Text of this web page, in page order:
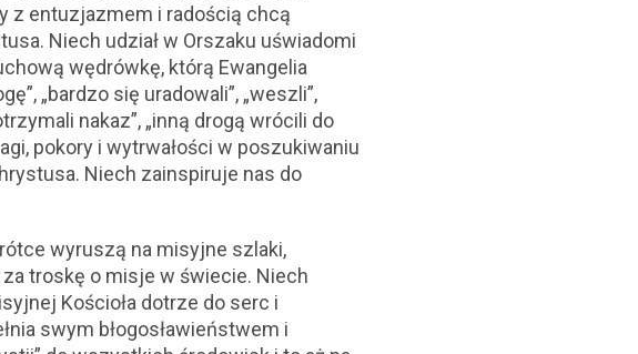
z entuzjazmem i radością chcą
Niech udział w Orszaku uświadomi
wędrówkę, którą Ewangelia
„bardzo się uradowali”, „weszli”,
nakaz”, „inną drogą wrócili do
pokory i wytrwałości w poszukiwaniu
Niech zainspiruje nas do
wyruszą na misyjne szlaki,
troskę o misje w świecie. Niech
Kościoła dotrze do serc i
swym błogosławieństwem i